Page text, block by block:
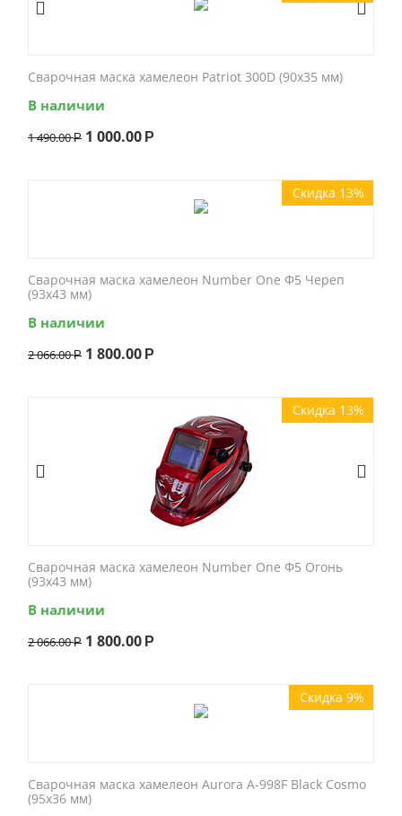
Сварочная маска хамелеон Patriot 300D (90x35 мм)
В наличии
1 490.00 Р 1 000.00 Р
Скидка 13%
Сварочная маска хамелеон Number One Ф5 Череп
(93x43 мм)
В наличии
2 066.00 Р 1 800.00 Р
Скидка 13%
Сварочная маска хамелеон Number One Ф5 Огонь
(93x43 мм)
В наличии
2 066.00 Р 1 800.00 Р
Скидка 9%
Сварочная маска хамелеон Aurora A-998F Black Cosmo
(95x36 мм)